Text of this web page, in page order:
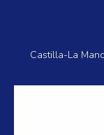
Castilla-La